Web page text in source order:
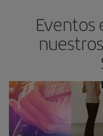
Eventos